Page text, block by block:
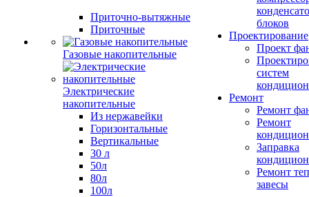
Приточно-вытяжные
Приточные
Газовые накопительные
Электрические
накопительные
Из нержавейки
Горизонтальные
Вертикальные
30 л
50л
80л
100л
блоков
Проектирование
Проект
систем
Ремонт
Ремонт
Ремонт
Заправка
Ремонт
завесы